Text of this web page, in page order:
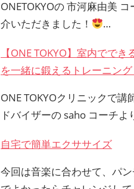
ONETOKYOの 市河麻由美
介いただきました！
…
【ONE TOKYO】室内でで
を一緒に鍛えるトレーニング
ONE TOKYOクリニックで
ドバイザーの saho コーチよ
自宅で簡単エクササイズ
今回は音楽に合わせて、パ